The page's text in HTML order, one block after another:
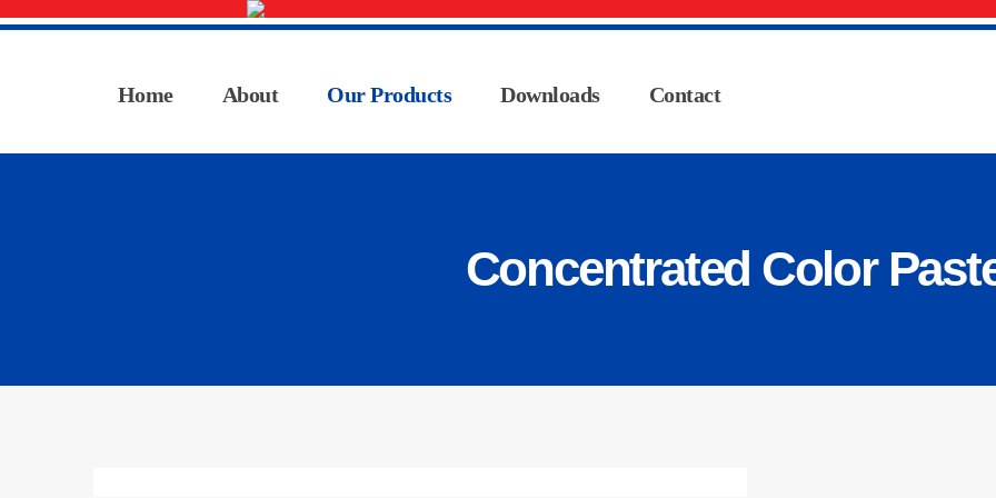
Home About Our Products Downloads Contact
Concentrated Color